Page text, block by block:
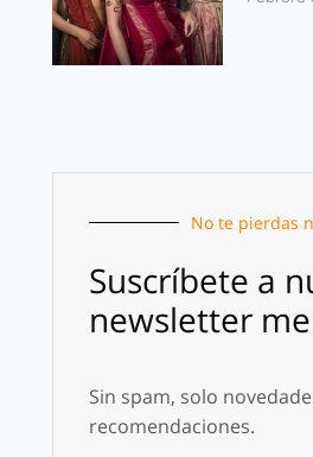
No te pierdas
Suscríbete a
newsletter
Sin spam, solo
recomendaciones.